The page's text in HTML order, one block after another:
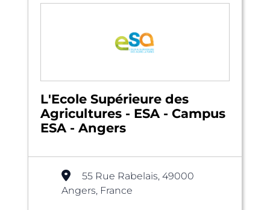
L'Ecole Supérieure des
Agricultures - ESA - Campus
ESA - Angers
55 Rue Rabelais, 49000
Angers, France